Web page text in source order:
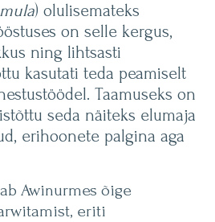
) olulisemateks
on selle kergus,
ning lihtsasti
kasutati teda peamiselt
Taamuseks on
seda näiteks elumaja
erihoonete palgina aga
Awinurmes õige
eriti